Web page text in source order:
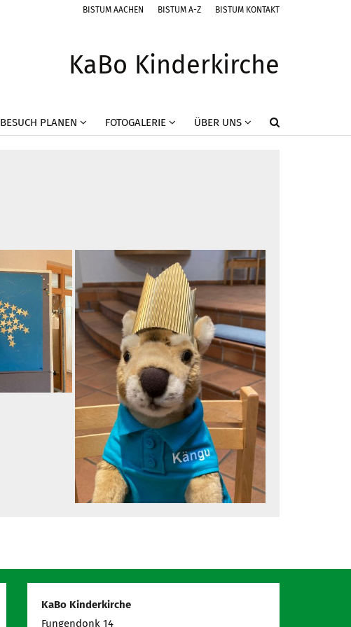
BISTUM AACHEN BISTUM A-Z BISTUM KONTAKT
KaBo Kinderkirche
BESUCH PLANEN FOTOGALERIE ÜBER UNS
KaBo Kinderkirche
Fungendonk 14